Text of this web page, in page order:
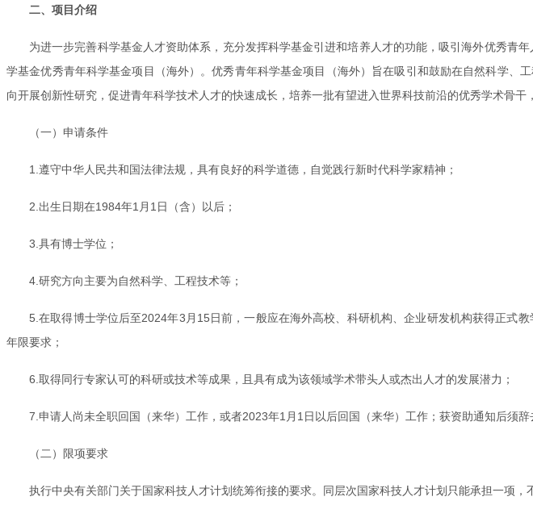
二、项目介绍
为进一步完善科学基金人才资助体系，充分发挥科学基金引进和培养人才的功能，吸引海外优秀
学基金优秀青年科学基金项目（海外）。优秀青年科学基金项目（海外）旨在吸引和鼓励在自然科学
向开展创新性研究，促进青年科学技术人才的快速成长，培养一批有望进入世界科技前沿的优秀学术骨干
（一）申请条件
1.遵守中华人民共和国法律法规，具有良好的科学道德，自觉践行新时代科学家精神；
2.出生日期在1984年1月1日（含）以后；
3.具有博士学位；
4.研究方向主要为自然科学、工程技术等；
5.在取得博士学位后至2024年3月15日前，一般应在海外高校、科研机构、企业研发机构获得正式
年限要求；
6.取得同行专家认可的科研或技术等成果，且具有成为该领域学术带头人或杰出人才的发展潜力；
7.申请人尚未全职回国（来华）工作，或者2023年1月1日以后回国（来华）工作；获资助通知后须
（二）限项要求
执行中央有关部门关于国家科技人才计划统筹衔接的要求。同层次国家科技人才计划只能承担一项，